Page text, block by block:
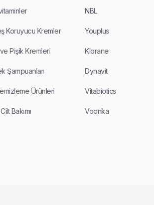
Koruyucu Kremler
Pişik Kremleri
Şampuanları
Ürünleri
Bakımı
NBL
Youplus
Klorane
Dynavit
Vitabiotics
Voonka